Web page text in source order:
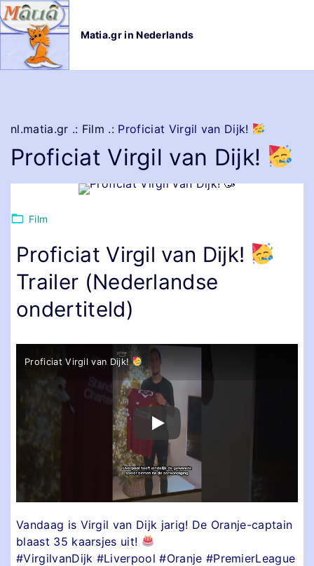
G
a
Matia.gr in Nederlands
nl.matia.gr .: Film .: Proficiat Virgil van Dijk!
Proficiat Virgil van Dijk!
Film
Proficiat Virgil van Dijk!
Trailer (Nederlandse
ondertiteld)
Proficiat Virgil van Dijk!
Vandaag is Virgil van Dijk jarig! De Oranje-captain
blaast 35 kaarsjes uit!
#VirgilvanDijk #Liverpool #Oranje #PremierLeague